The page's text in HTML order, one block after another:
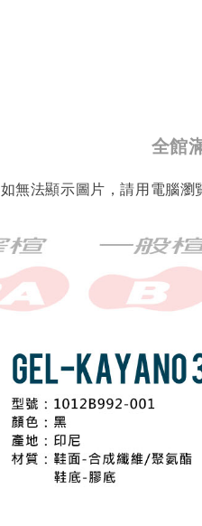
全館
如無法顯示圖片，請用電腦瀏